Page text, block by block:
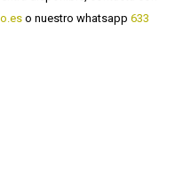
o nuestro whatsapp 633